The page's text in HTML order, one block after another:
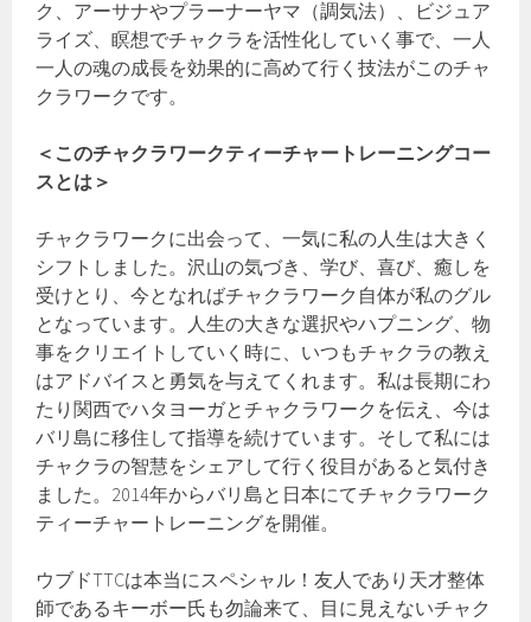
ク、アーサナやプラーナーヤマ（調気法）、ビジュア
ライズ、瞑想でチャクラを活性化していく事で、一人
一人の魂の成長を効果的に高めて行く技法がこのチャ
クラワークです。
＜このチャクラワークティーチャートレーニングコー
スとは＞
チャクラワークに出会って、一気に私の人生は大きく
シフトしました。沢山の気づき、学び、喜び、癒しを
受けとり、今となればチャクラワーク自体が私のグル
となっています。人生の大きな選択やハプニング、物
事をクリエイトしていく時に、いつもチャクラの教え
はアドバイスと勇気を与えてくれます。私は長期にわ
たり関西でハタヨーガとチャクラワークを伝え、今は
バリ島に移住して指導を続けています。そして私には
チャクラの智慧をシェアして行く役目があると気付き
ました。2014年からバリ島と日本にてチャクラワーク
ティーチャートレーニングを開催。
ウブドTTCは本当にスペシャル！友人であり天才整体
師であるキーボー氏も勿論来て、目に見えないチャク